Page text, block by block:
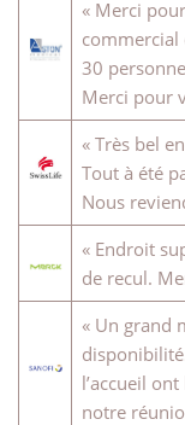
« Merci
commercial
30
Merci pour
« Très bel
Tout à été
Nous
« Endroit
de recul.
« Un grand
l’accueil
notre